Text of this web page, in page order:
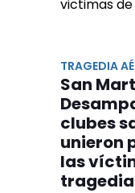
TRAGEDIA
San
clubes
unieron
las